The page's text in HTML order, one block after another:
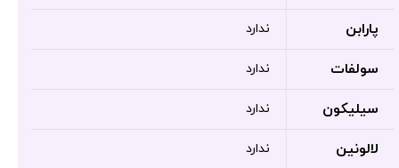
پارابن ندارد
سولفات ندارد
سیلیکون ندارد
لالونین ندارد